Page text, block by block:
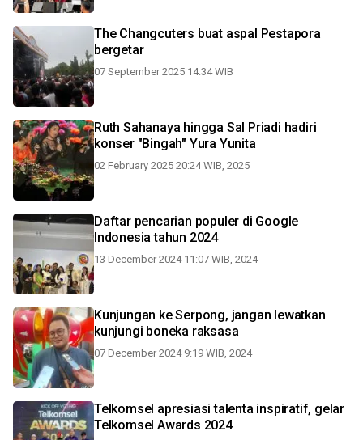
The Changcuters buat aspal Pestapora
bergetar
07 September 2025 14:34 WIB
Ruth Sahanaya hingga Sal Priadi hadiri
konser "Bingah" Yura Yunita
02 February 2025 20:24 WIB, 2025
Daftar pencarian populer di Google
Indonesia tahun 2024
13 December 2024 11:07 WIB, 2024
Kunjungan ke Serpong, jangan lewatkan
kunjungi boneka raksasa
07 December 2024 9:19 WIB, 2024
Telkomsel apresiasi talenta inspiratif, gelar
Telkomsel Awards 2024